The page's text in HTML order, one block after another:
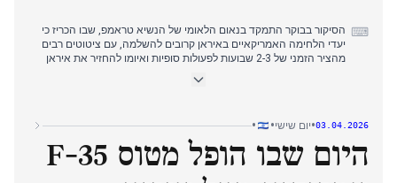
⌨ הסיקור בבוקר התמקד בנאום הלאומי של הנשיא טראמפ, שבו הכריז כי
יעדי הלחימה האמריקאיים באיראן קרובים להשלמה, עם ציטוטים רבים
מהציר הזמני של 2-3 שבועות לפעולות סופיות ואיומו להחזיר את איראן
בשעות אחר הצהריים המוקדמות עבר הדגש להתקפות רקטיות
דיווחי הערב התמקדו בהתקפות טילים בו-זמניות מאיראן, תימן ולבנון על
אזורים מרובים בישראל, עם פגיעות בפתח תקווה ובמיקומים מרכזיים
נוספים שגרמו לפציעות קלות ולנזק מבני.
03.04.2026
•יום שישי•
•
היום שבו הופל מטוס F-35